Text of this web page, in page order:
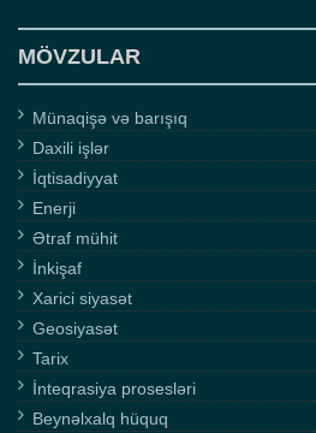
MÖVZULAR
Münaqişə və barışıq
Daxili işlər
İqtisadiyyat
Enerji
Ətraf mühit
İnkişaf
Xarici siyasət
Geosiyasət
Tarix
İnteqrasiya prosesləri
Beynəlxalq hüquq